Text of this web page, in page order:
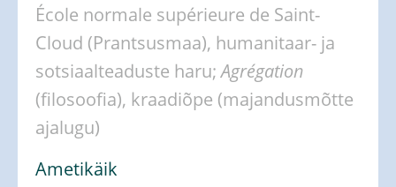
École normale supérieure de Saint-
Cloud (Prantsusmaa), humanitaar- ja
sotsiaalteaduste haru;Agrégation
(filosoofia), kraadiõpe (majandusmõtte
ajalugu)
Ametikäik